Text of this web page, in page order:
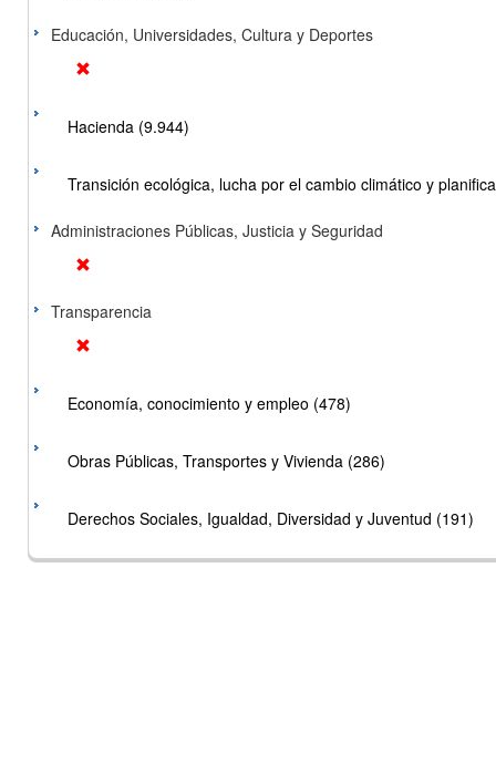
Educación, Universidades, Cultura y Deportes
Hacienda (9.944)
Transición ecológica, lucha por el cambio climático y
Administraciones Públicas, Justicia y Seguridad
Transparencia
Economía, conocimiento y empleo (478)
Obras Públicas, Transportes y Vivienda (286)
Derechos Sociales, Igualdad, Diversidad y Juventud (191)